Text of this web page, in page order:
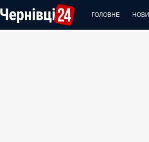
до
вмісту
ГОЛОВНЕ